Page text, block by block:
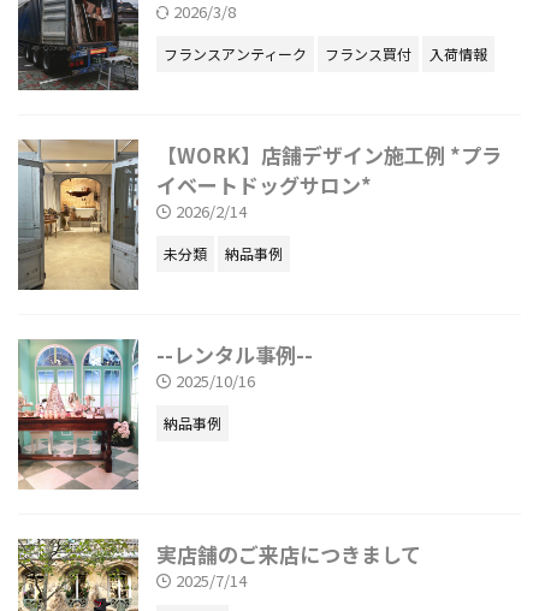
2026/3/8
フランスアンティーク フランス買付 入荷情報
【WORK】店舗デザイン施工例 *プラ
イベートドッグサロン*
2026/2/14
未分類 納品事例
--レンタル事例--
2025/10/16
納品事例
実店舗のご来店につきまして
2025/7/14